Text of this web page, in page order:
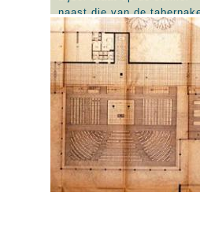
naast die van de
en geeft hiermee aan, dat
woord en sacrament in de
kerk evenwaardig zijn.